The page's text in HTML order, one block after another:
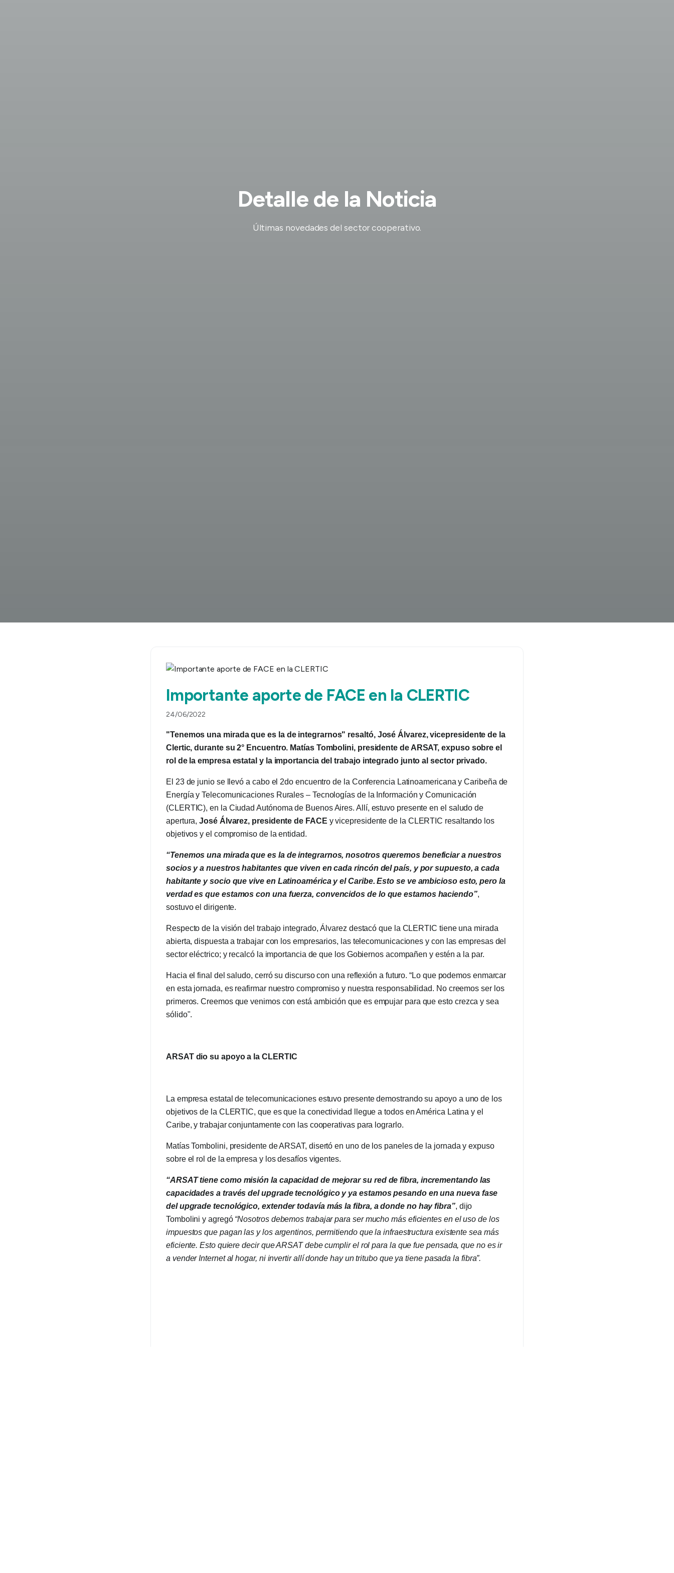
Detalle de la Noticia
Últimas novedades del sector cooperativo.
Importante aporte de FACE en la CLERTIC
24/06/2022
"Tenemos una mirada que es la de integrarnos" resaltó, José Álvarez, vicepresidente de la
Clertic, durante su 2° Encuentro. Matías Tombolini, presidente de ARSAT, expuso sobre el
rol de la empresa estatal y la importancia del trabajo integrado junto al sector privado.
El 23 de junio se llevó a cabo el 2do encuentro de la Conferencia Latinoamericana y Caribeña de
Energía y Telecomunicaciones Rurales – Tecnologías de la Información y Comunicación
(CLERTIC), en la Ciudad Autónoma de Buenos Aires. Allí, estuvo presente en el saludo de
apertura,José Álvarez, presidente de FACE y vicepresidente de la CLERTIC resaltando los
objetivos y el compromiso de la entidad.
“Tenemos una mirada que es la de integrarnos, nosotros queremos beneficiar a nuestros
socios y a nuestros habitantes que viven en cada rincón del país, y por supuesto, a cada
habitante y socio que vive en Latinoamérica y el Caribe. Esto se ve ambicioso esto, pero la
verdad es que estamos con una fuerza, convencidos de lo que estamos haciendo”,
sostuvo el dirigente.
Respecto de la visión del trabajo integrado, Álvarez destacó que la CLERTIC tiene una mirada
abierta, dispuesta a trabajar con los empresarios, las telecomunicaciones y con las empresas del
sector eléctrico; y recalcó la importancia de que los Gobiernos acompañen y estén a la par.
Hacia el final del saludo, cerró su discurso con una reflexión a futuro. “Lo que podemos enmarcar
en esta jornada, es reafirmar nuestro compromiso y nuestra responsabilidad. No creemos ser los
primeros. Creemos que venimos con está ambición que es empujar para que esto crezca y sea
sólido".
ARSAT dio su apoyo a la CLERTIC
La empresa estatal de telecomunicaciones estuvo presente demostrando su apoyo a uno de los
objetivos de la CLERTIC, que es que la conectividad llegue a todos en América Latina y el
Caribe, y trabajar conjuntamente con las cooperativas para lograrlo.
Matías Tombolini, presidente de ARSAT, disertó en uno de los paneles de la jornada y expuso
sobre el rol de la empresa y los desafíos vigentes.
“ARSAT tiene como misión la capacidad de mejorar su red de fibra, incrementando las
capacidades a través del upgrade tecnológico y ya estamos pesando en una nueva fase
del upgrade tecnológico, extender todavía más la fibra, a donde no hay fibra”, dijo
Tombolini y agregó “Nosotros debemos trabajar para ser mucho más eficientes en el uso de los
impuestos que pagan las y los argentinos, permitiendo que la infraestructura existente sea más
eficiente. Esto quiere decir que ARSAT debe cumplir el rol para la que fue pensada, que no es ir
a vender Internet al hogar, ni invertir allí donde hay un tritubo que ya tiene pasada la fibra”.